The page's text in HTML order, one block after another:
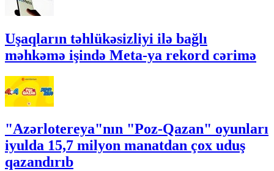
Uşaqların təhlükəsizliyi ilə bağlı
məhkəmə işində Meta-ya rekord cərimə
"Azərlotereya"nın "Poz-Qazan" oyunları
iyulda 15,7 milyon manatdan çox uduş
qazandırıb